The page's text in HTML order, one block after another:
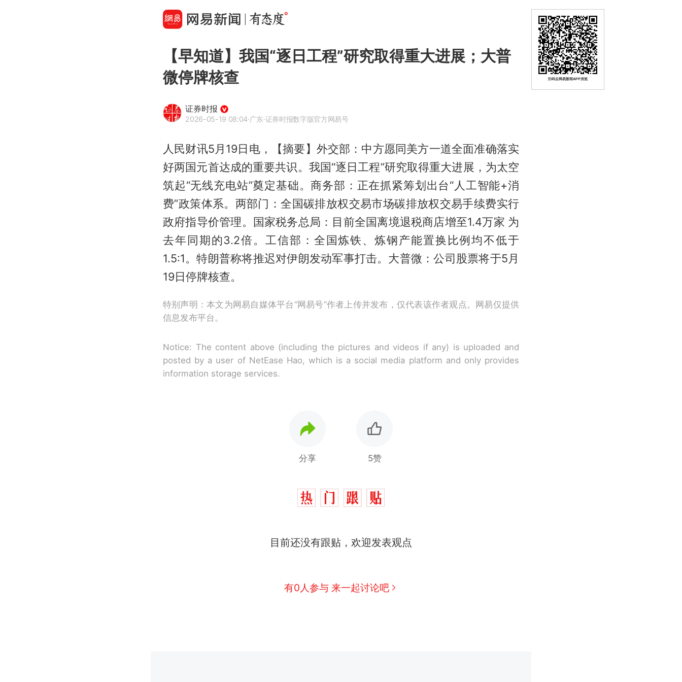
【早知道】我国“逐日工程”研究取得重大进展；大普
微停牌核查
证券时报
2026-05-19 08:04·广东·证券时报数字版官方网易号
人民财讯5月19日电，【摘要】外交部：中方愿同美方一道全面准确落实
好两国元首达成的重要共识。我国“逐日工程”研究取得重大进展，为太空
筑起“无线充电站”奠定基础。商务部：正在抓紧筹划出台“人工智能+消
费”政策体系。两部门：全国碳排放权交易市场碳排放权交易手续费实行
政府指导价管理。国家税务总局：目前全国离境退税商店增至1.4万家 为
去年同期的3.2倍。工信部：全国炼铁、炼钢产能置换比例均不低于
1.5:1。特朗普称将推迟对伊朗发动军事打击。大普微：公司股票将于5月
19日停牌核查。
特别声明：本文为网易自媒体平台“网易号”作者上传并发布，仅代表该作者观点。网易仅提供
信息发布平台。
Notice: The content above (including the pictures and videos if any) is uploaded and
posted by a user of NetEase Hao, which is a social media platform and only provides
information storage services.
分享 5赞
目前还没有跟贴，欢迎发表观点
有0人参与 来一起讨论吧
扫码去网易新闻APP浏览